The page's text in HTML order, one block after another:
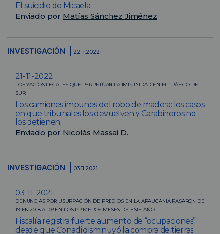
El suicidio de Micaela
Enviado por Matías Sánchez Jiménez
INVESTIGACIÓN 22.11.2022
21-11-2022
LOS VACÍOS LEGALES QUE PERPETÚAN LA IMPUNIDAD EN EL TRÁFICO DEL
SUR
Los camiones impunes del robo de madera: los casos
en que tribunales los devuelven y Carabineros no
los detienen
Enviado por Nicolás Massai D.
INVESTIGACIÓN 03.11.2021
03-11-2021
DENUNCIAS POR USURPACIÓN DE PREDIOS EN LA ARAUCANÍA PASARON DE
19 EN 2018 A 103 EN LOS PRIMEROS MESES DE ESTE AÑO
Fiscalía registra fuerte aumento de “ocupaciones”
desde que Conadi disminuyó la compra de tierras